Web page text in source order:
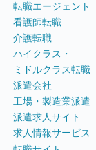
転職エージェント
看護師転職
介護転職
ハイクラス・
ミドルクラス転職
派遣会社
工場・製造業派遣
派遣求人サイト
求人情報サービス